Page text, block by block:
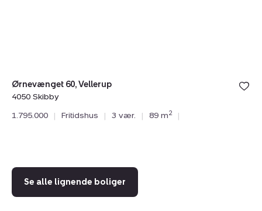
Ørnevænget 60, Vellerup
4050 Skibby
1.795.000
| Fritidshus | 3 vær. | 89 m2 |
Se alle lignende boliger